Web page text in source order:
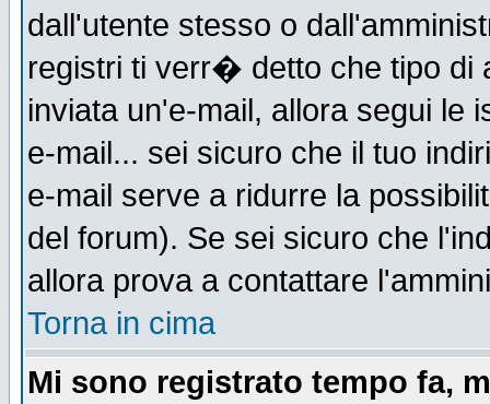
dall'utente stesso o
registri ti verr� detto che tipo
inviata un'e-mail, allora segui le
e-mail... sei sicuro che il tuo
e-mail serve a ridurre la
del forum). Se sei sicuro che
allora prova a contattare
Torna in cima
Mi sono registrato tempo fa,